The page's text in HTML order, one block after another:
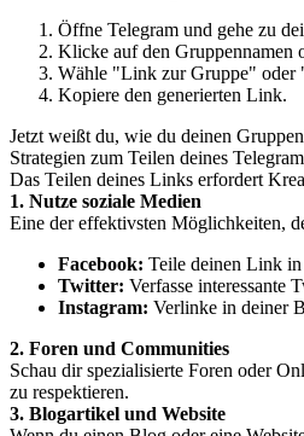
Öffne Telegram und gehe zu
Klicke auf den Gruppennamen
Wähle "Link zur Gruppe" oder
Kopiere den generierten Link.
Jetzt weißt du, wie du deinen
Strategien zum Teilen deines
Das Teilen deines Links erfordert
1. Nutze soziale Medien
Eine der effektivsten Möglichkeiten,
Facebook: Teile deinen Link in
Twitter: Verfasse interessante
Instagram: Verlinke in deiner
2. Foren und Communities
Schau dir spezialisierte Foren oder
zu respektieren.
3. Blogartikel und Website